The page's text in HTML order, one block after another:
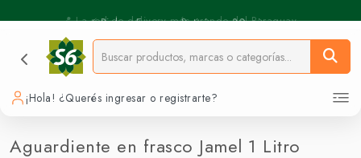
⚡️ Pickup Express - Retirás en 30 min.
¡Hola! ¿Querés ingresar o registrarte?
Aguardiente en frasco Jamel 1 Litro